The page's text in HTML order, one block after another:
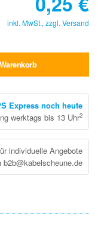
inkl. MwSt., zzgl. Versand
Express noch heute
werktags bis 13 Uhr2
individuelle Angebote